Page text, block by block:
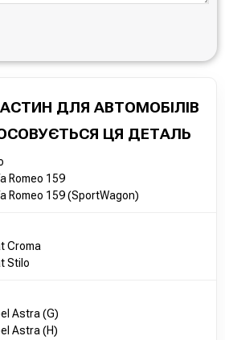
ДЛЯ АВТОМОБІЛІВ
ЦЯ ДЕТАЛЬ
Romeo 159
Romeo 159 (SportWagon)
Croma
Stilo
Astra (G)
Astra (H)